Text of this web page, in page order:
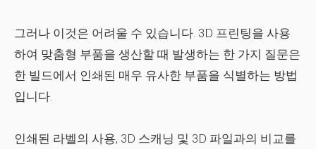
그러나 이것은 어려울 수 있습니다. 3D 프린팅을 사용
하여 맞춤형 부품을 생산할 때 발생하는 한 가지 질문은
한 빌드에서 인쇄된 매우 유사한 부품을 식별하는 방법
입니다.
인쇄된 라벨의 사용, 3D 스캐닝 및 3D 파일과의 비교를